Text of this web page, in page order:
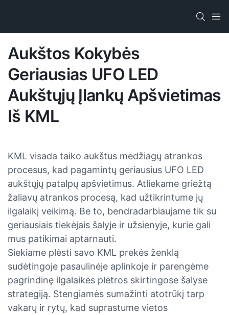
Aukštos Kokybės
Geriausias UFO LED
Aukštųjų Įlankų Apšvietimas
Iš KML
KML visada taiko aukštus medžiagų atrankos
procesus, kad pagamintų geriausius UFO LED
aukštųjų patalpų apšvietimus. Atliekame griežtą
žaliavų atrankos procesą, kad užtikrintume jų
ilgalaikį veikimą. Be to, bendradarbiaujame tik su
geriausiais tiekėjais šalyje ir užsienyje, kurie gali
mus patikimai aptarnauti.
Siekiame plėsti savo KML prekės ženklą
sudėtingoje pasaulinėje aplinkoje ir parengėme
pagrindinę ilgalaikės plėtros skirtingose ​​šalyse
strategiją. Stengiamės sumažinti atotrūkį tarp
vakarų ir rytų, kad suprastume vietos